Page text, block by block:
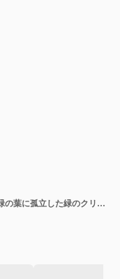
木にぶら下がっている緑の植物 透明な緑の葉に孤立した緑のクリーパー植物